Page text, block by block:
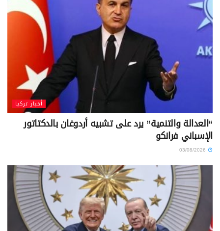
أخبار تركيا
“العدالة والتنمية” يرد على تشبيه أردوغان بالدكتاتور
الإسباني فرانكو